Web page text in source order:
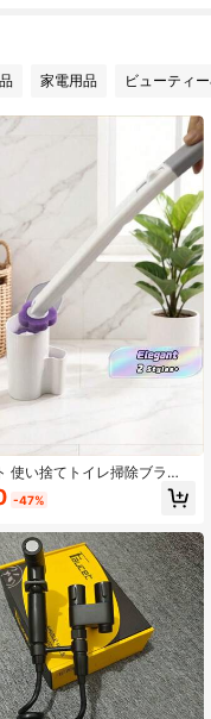
家電用品 ビューティ
使い捨てトイレ掃除ブラ
スルーム掃除システム。より
使用のための交換可能なブ
ッド付き。このトイレ掃除
には収納ケースが付属し、
ッドは溶解性です。
-47%